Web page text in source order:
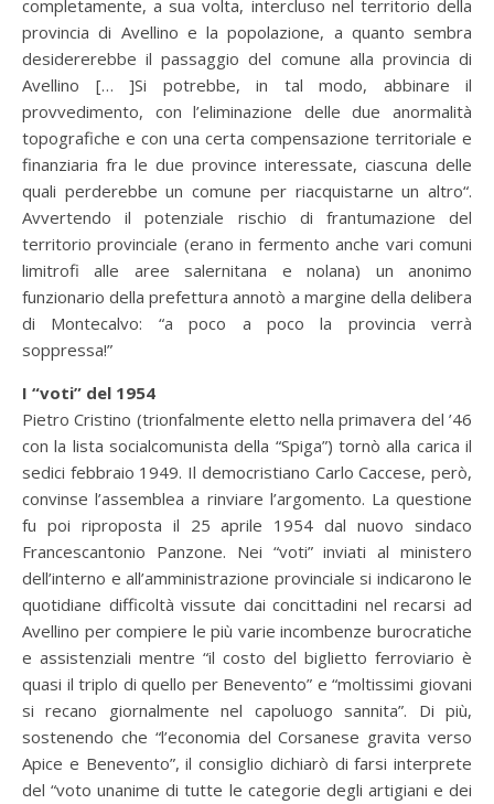
completamente, a sua volta, intercluso nel territorio della
provincia di Avellino e la popolazione, a quanto sembra
desidererebbe il passaggio del comune alla provincia di
Avellino [… ]Si potrebbe, in tal modo, abbinare il
provvedimento, con l’eliminazione delle due anormalità
topografiche e con una certa compensazione territoriale e
finanziaria fra le due province interessate, ciascuna delle
quali perderebbe un comune per riacquistarne un altro“.
Avvertendo il potenziale rischio di frantumazione del
territorio provinciale (erano in fermento anche vari comuni
limitrofi alle aree salernitana e nolana) un anonimo
funzionario della prefettura annotò a margine della delibera
di Montecalvo: “a poco a poco la provincia verrà
soppressa!”
I “voti” del 1954
Pietro Cristino (trionfalmente eletto nella primavera del ’46
con la lista socialcomunista della “Spiga”) tornò alla carica il
sedici febbraio 1949. Il democristiano Carlo Caccese, però,
convinse l’assemblea a rinviare l’argomento. La questione
fu poi riproposta il 25 aprile 1954 dal nuovo sindaco
Francescantonio Panzone. Nei “voti” inviati al ministero
dell’interno e all’amministrazione provinciale si indicarono le
quotidiane difficoltà vissute dai concittadini nel recarsi ad
Avellino per compiere le più varie incombenze burocratiche
e assistenziali mentre “il costo del biglietto ferroviario è
quasi il triplo di quello per Benevento” e “moltissimi giovani
si recano giornalmente nel capoluogo sannita”. Di più,
sostenendo che “l’economia del Corsanese gravita verso
Apice e Benevento”, il consiglio dichiarò di farsi interprete
del “voto unanime di tutte le categorie degli artigiani e dei